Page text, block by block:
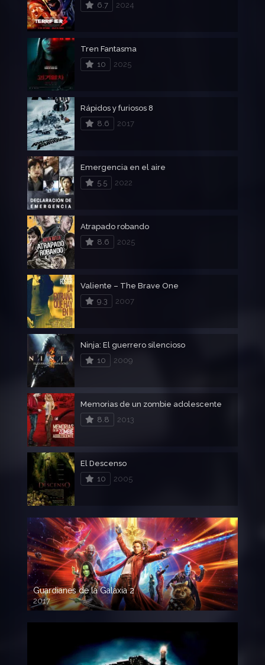
6.7
2024
Tren Fantasma
10
2025
Rápidos y furiosos 8
8.6
2017
Emergencia en el aire
5.5
2022
Atrapado robando
8.6
2025
Valiente – The Brave One
9.3
2007
Ninja: El guerrero silencioso
10
2009
Memorias de un zombie adolescente
8.8
2013
El Descenso
10
2005
Guardianes de la Galaxia 2
2017
720p HD